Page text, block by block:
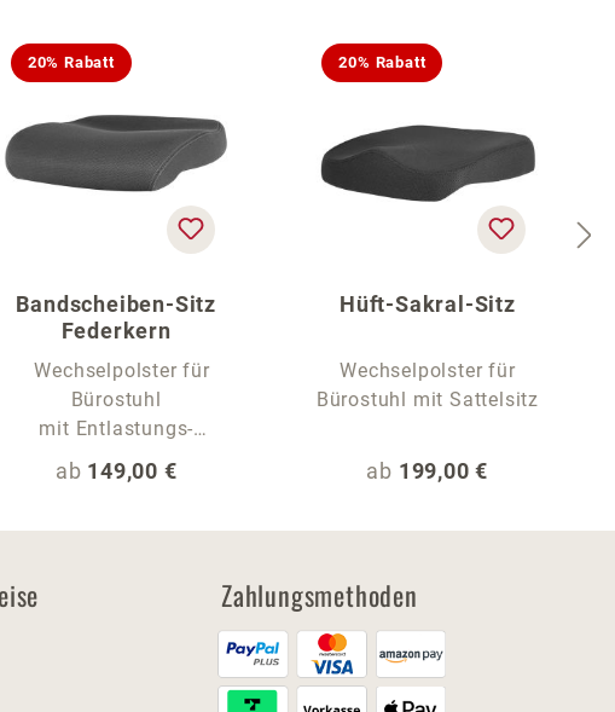
20% Rabatt
Bandscheiben-Sitz
Federkern
Wechselpolster für
Bürostuhl
mit Entlastungs-
Regulärer Preis:
ab 149,00 €
20% Rabatt
Hüft-Sakral-Sitz
Wechselpolster für
Bürostuhl mit Sattelsitz
Regulärer Preis:
ab 199,00 €
Zahlungsmethoden